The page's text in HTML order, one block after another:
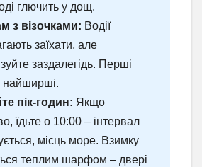
глючить у дощ.
з візочками: Водії
заїхати, але
заздалегідь. Перші
найширші.
пік-годин: Якщо
їдьте о 10:00 – інтервал
місць море. Взимку
теплим шарфом – двері